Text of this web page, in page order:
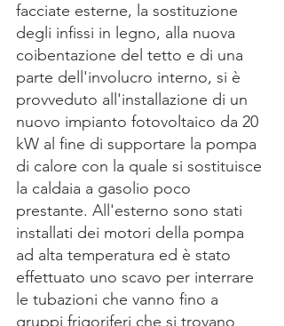
facciate esterne, la sostituzione
degli infissi in legno, alla nuova
coibentazione del tetto e di una
parte dell'involucro interno, si è
provveduto all'installazione di un
nuovo impianto fotovoltaico da 20
kW al fine di supportare la pompa
di calore con la quale si sostituisce
la caldaia a gasolio poco
prestante. All'esterno sono stati
installati dei motori della pompa
ad alta temperatura ed è stato
effettuato uno scavo per interrare
le tubazioni che vanno fino a
gruppi frigoriferi che si trovano